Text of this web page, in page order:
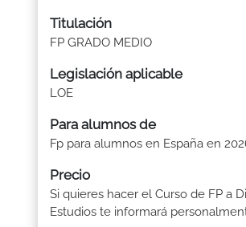
Titulación
FP GRADO MEDIO
Legislación aplicable
LOE
Para alumnos de
Fp para alumnos en España en
Precio
Si quieres hacer el Curso de FP a
Estudios te informará